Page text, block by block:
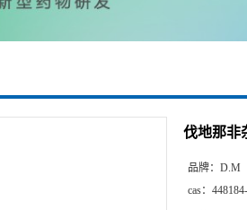
伐地那非
品牌： D.M
cas：